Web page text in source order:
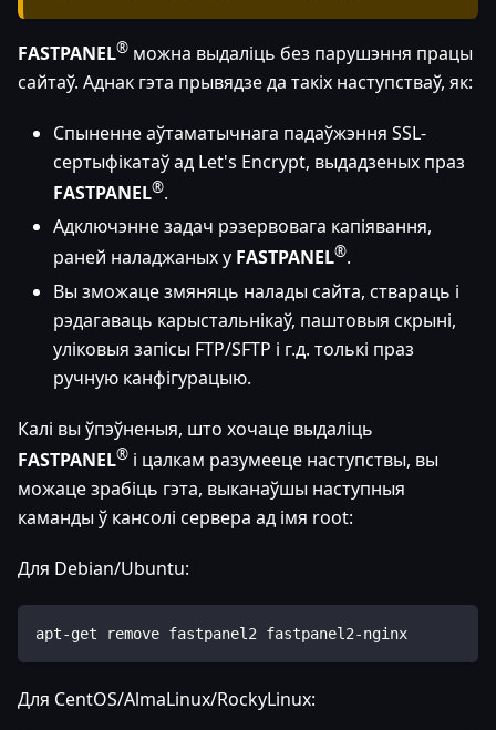
FASTPANEL® можна выдаліць без парушэння працы
сайтаў. Аднак гэта прывядзе да такіх наступстваў, як:
Спыненне аўтаматычнага падаўжэння SSL-
сертыфікатаў ад Let's Encrypt, выдадзеных праз
FASTPANEL®.
Адключэнне задач рэзервовага капіявання,
раней наладжаных у FASTPANEL®.
Вы зможаце змяняць налады сайта, ствараць і
рэдагаваць карыстальнікаў, паштовыя скрыні,
уліковыя запісы FTP/SFTP і г.д. толькі праз
ручную канфігурацыю.
Калі вы ўпэўненыя, што хочаце выдаліць
FASTPANEL® і цалкам разумееце наступствы, вы
можаце зрабіць гэта, выканаўшы наступныя
каманды ў кансолі сервера ад імя root:
Для Debian/Ubuntu:
apt-get remove fastpanel2 fastpanel2-nginx
Для CentOS/AlmaLinux/RockyLinux: